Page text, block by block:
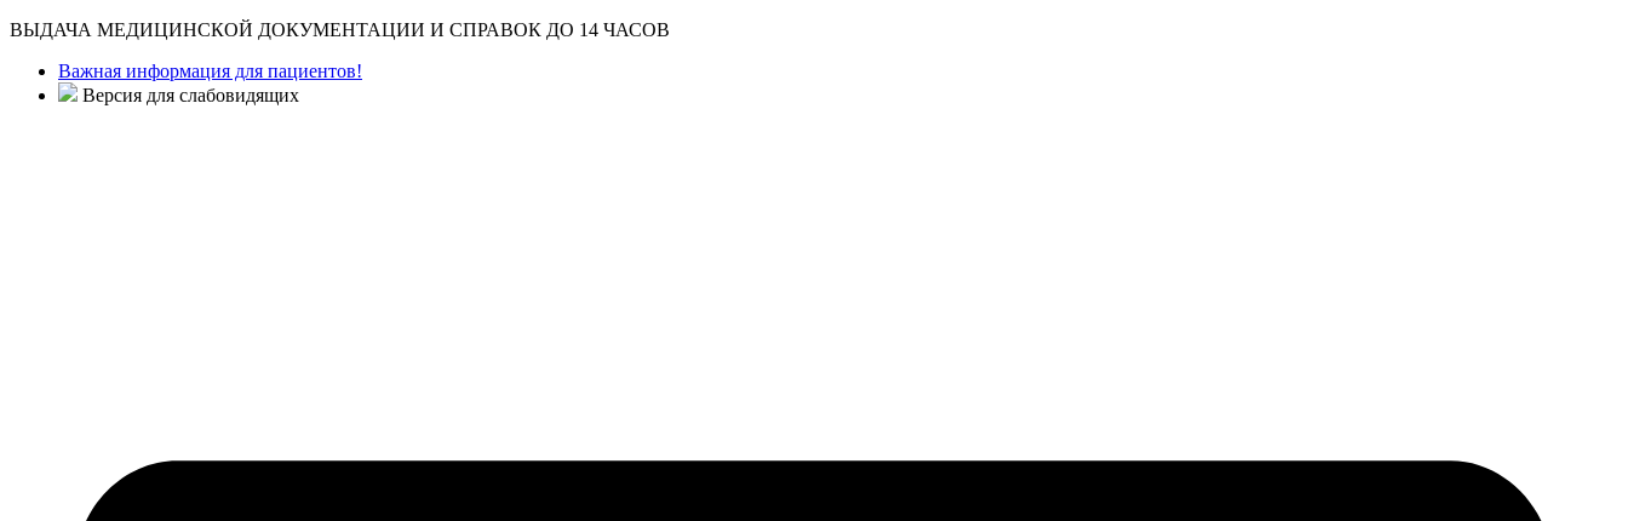
ВЫДАЧА МЕДИЦИНСКОЙ ДОКУМЕНТАЦИИ И СПРАВОК ДО 14 ЧАСОВ
Важная информация для пациентов!
Версия для слабовидящих